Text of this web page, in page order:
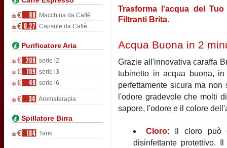
Macchina da Caffè
Capsule da Caffè
Purificatore Aria
serie i2
serie i3
serie i6
Aromaterapia
Spillatore Birra
Tank
Trasforma l'acqua del
Filtranti Brita.
Acqua Buona in 2
Grazie all'innovativa caraffa
tubinetto in acqua buona,
perfettamente sicura ma
l'odore gradevole che molti
sapore, l'odore e il colore
Cloro: Il cloro può
disinfettante protettivo.